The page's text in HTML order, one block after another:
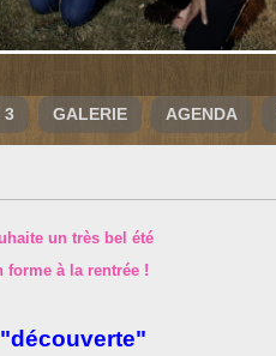
3 GALERIE AGENDA
un très bel été
forme à la rentrée !